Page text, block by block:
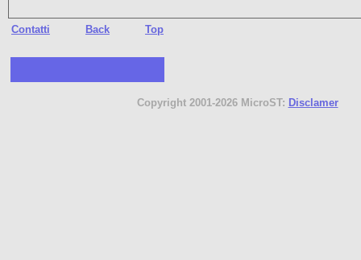
Contatti Back Top
Copyright 2001-2026 MicroST: Disclamer